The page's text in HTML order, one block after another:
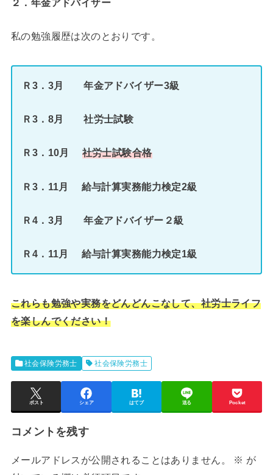
２．年金アドバイザー
私の勉強履歴は次のとおりです。
Ｒ3．3月 年金アドバイザー3級
Ｒ3．8月 社労士試験
Ｒ3．10月 社労士試験合格
Ｒ3．11月 給与計算実務能力検定2級
Ｒ4．3月 年金アドバイザー２級
Ｒ4．11月 給与計算実務能力検定1級
これらも勉強や実務をどんどんこなして、社労士ライフ
を楽しんでください！
社会保険労務士 社会保険労務士
ポスト シェア はてブ 送る Pocket
コメントを残す
メールアドレスが公開されることはありません。 ※ が